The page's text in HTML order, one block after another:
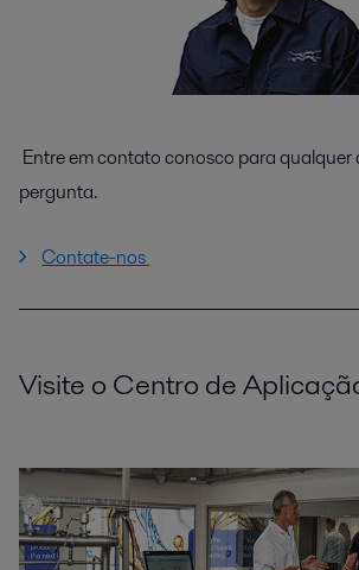
Entre em contato conosco para qualquer
pergunta.
Contate-nos
Visite o Centro de